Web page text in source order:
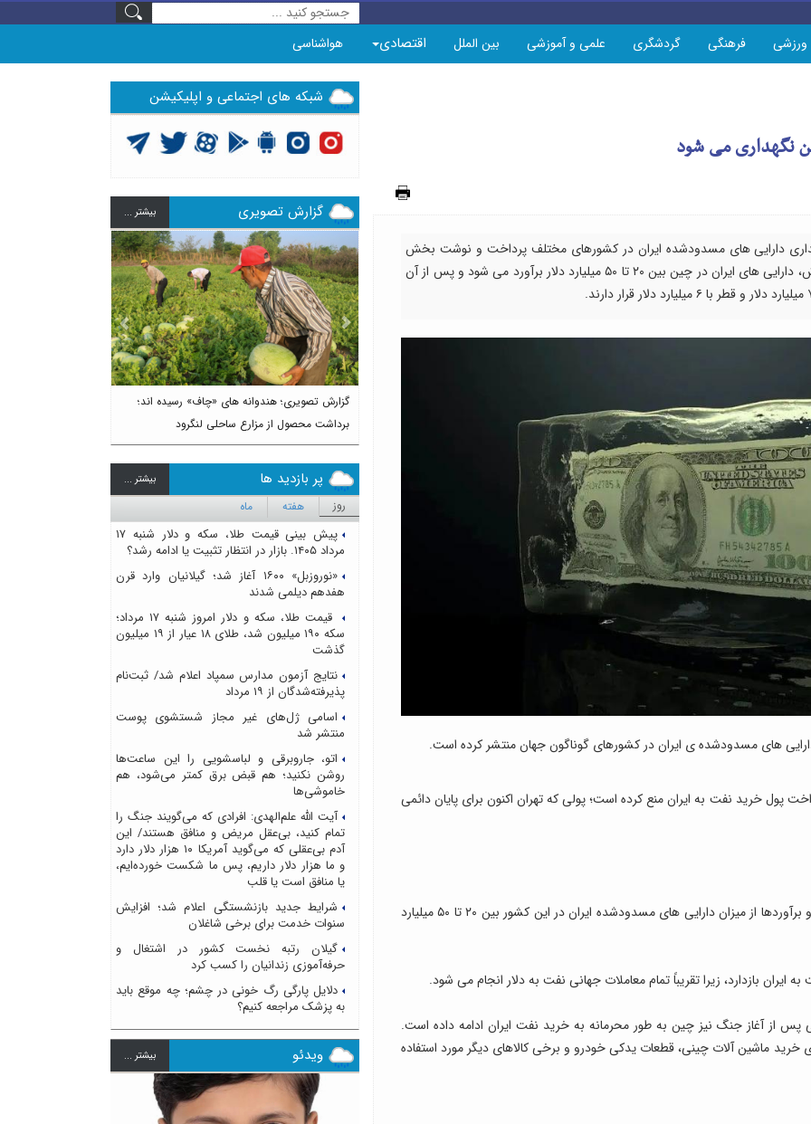
ورزشی فرهنگی گردشگری علمی و آموزشی بین الملل اقتصادی هواشناسی
نگهداری می شود
دارایی های مسدودشده ایران در کشورهای مختلف پرداخت و نوشت بخش
عمده این منابع در چین قرار دارد. بر اساس این گزارش، دارایی های ایران در چین بین ۲۰ تا ۵۰ میلیارد دلار برآورد می شود و پس از آن
دارایی های مسدودشده ی ایران در کشورهای گوناگون جهان منتشر کرده است.
پول خرید نفت به ایران منع کرده است؛ پولی که تهران اکنون برای پایان دائمی
چین سال هاست بزرگ ترین خریدار نفت ایران بوده و برآوردها از میزان دارایی های مسدودشده ایران در این کشور بین ۲۰ تا ۵۰ میلیارد
ایران بازدارد، زیرا تقریباً تمام معاملات جهانی نفت به دلار انجام می شود.
از آغاز جنگ نیز چین به طور محرمانه به خرید نفت ایران ادامه داده است.
خرید ماشین آلات چینی، قطعات یدکی خودرو و برخی کالاهای دیگر مورد استفاده
شبکه های اجتماعی و اپلیکیشن
گزارش تصویری بيشتر ...
گزارش تصویری؛ هندوانه های «چاف» رسیده اند؛
برداشت محصول از مزارع ساحلی لنگرود
Previous Next
پر بازدید ها بيشتر ...
روز هفته ماه
پیش بینی قیمت طلا، سکه و دلار شنبه ۱۷
مرداد ۱۴۰۵. بازار در انتظار تثبیت یا ادامه رشد؟
«نوروزبل» ۱۶۰۰ آغاز شد؛ گیلانیان وارد قرن
هفدهم دیلمی شدند
قیمت طلا، سکه و دلار امروز شنبه ۱۷ مرداد؛
سکه ۱۹۰ میلیون شد، طلای ۱۸ عیار از ۱۹ میلیون
گذشت
نتایج آزمون مدارس سمپاد اعلام شد/ ثبت‌نام
پذیرفته‌شدگان از ۱۹ مرداد
اسامی ژل‌های غیر مجاز شستشوی پوست
منتشر شد
اتو، جاروبرقی و لباسشویی را این ساعت‌ها
روشن نکنید؛ هم قبض برق کمتر می‌شود، هم
خاموشی‌ها
آیت الله علم‌الهدی: افرادی که می‌گویند جنگ را
تمام کنید، بی‌عقل مریض و منافق هستند/ این
آدم بی‌عقلی که می‌گوید آمریکا ۱۰ هزار دلار دارد
و ما هزار دلار داریم، پس ما شکست خورده‌ایم،
یا منافق است یا قلب
شرایط جدید بازنشستگی اعلام شد؛ افزایش
سنوات خدمت برای برخی شاغلان
گیلان رتبه نخست کشور در اشتغال و
حرفه‌آموزی زندانیان را کسب کرد
دلایل پارگی رگ خونی در چشم؛ چه موقع باید
به پزشک مراجعه کنیم؟
ویدئو بيشتر ...